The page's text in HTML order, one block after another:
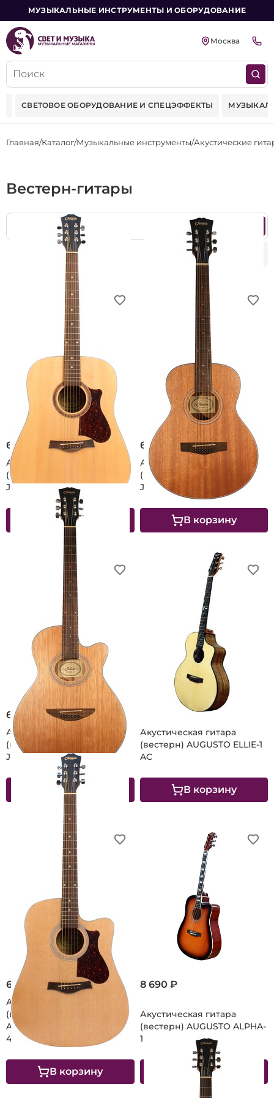
МУЗЫКАЛЬНЫЕ ИНСТРУМЕНТЫ И ОБОРУДОВАНИЕ
Москва
СВЕТОВОЕ ОБОРУДОВАНИЕ И СПЕЦЭФФЕКТЫ
Главная Каталог Музыкальные инструменты Акустические
Вестерн-гитары
Акустическая гитара
(вестерн) AUGUSTO by
JAWA Yankee-5
6 200 ₽
В корзину
Акустическая гитара
(вестерн) AUGUSTO by
JAWA Yankee-3
6 650 ₽
В корзину
Акустическая гитара
(вестерн) AUGUSTO by
JAWA Yankee-3С
6 950 ₽
В корзину
Акустическая гитара
(вестерн) AUGUSTO ELLIE-1
AC
В корзину
Акустическая гитара
(вестерн), с вырезом
AUGUSTO by JAWA Yankee-
4C
6 200 ₽
В корзину
Акустическая гитара
(вестерн) AUGUSTO ALPHA-
1 DC
8 690 ₽
В корзину